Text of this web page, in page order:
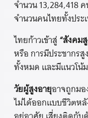
จำนวน 13,284,418
จำนวนคนไทยทั้งประ
ไทยก้าวเข้าสู่ “สังคม
หรือ การมีประชากร
ทั้งหมด และมีแนวโน้
วัยผู้สูงอายุอาจถูกมอ
ไม่ได้ออกแบบชีวิตห